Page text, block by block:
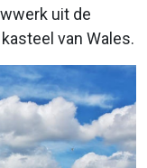
uit de
van Wales.